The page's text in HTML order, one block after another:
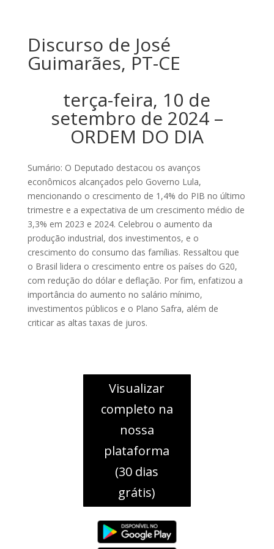
Discurso de José
Guimarães, PT-CE
terça-feira, 10 de
setembro de 2024 –
ORDEM DO DIA
Sumário: O Deputado destacou os avanços
econômicos alcançados pelo Governo Lula,
mencionando o crescimento de 1,4% do PIB no último
trimestre e a expectativa de um crescimento médio de
3,3% em 2023 e 2024. Celebrou o aumento da
produção industrial, dos investimentos, e o
crescimento do consumo das famílias. Ressaltou que
o Brasil lidera o crescimento entre os países do G20,
com redução do dólar e deflação. Por fim, enfatizou a
importância do aumento no salário mínimo,
investimentos públicos e o Plano Safra, além de
criticar as altas taxas de juros.
Visualizar
completo na
nossa
plataforma
(30 dias
grátis)